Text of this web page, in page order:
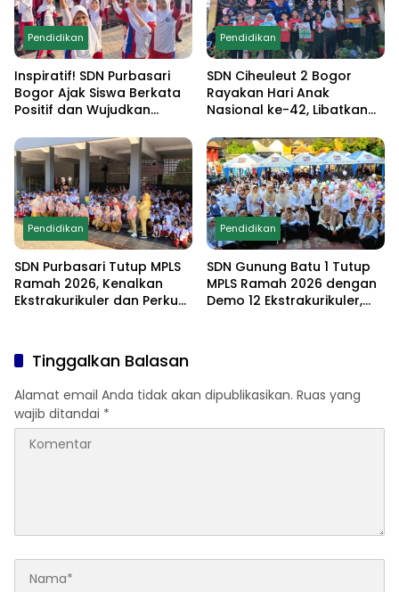
Pendidikan
Inspiratif! SDN Purbasari
Bogor Ajak Siswa Berkata
Positif dan Wujudkan
Pendidikan
SDN Ciheuleut 2 Bogor
Rayakan Hari Anak
Nasional ke-42, Libatkan
Lomba Edukatif untuk
Cetak Generasi
Berprestasi
Pendidikan
SDN Purbasari Tutup MPLS
Ramah 2026, Kenalkan
Ekstrakurikuler dan Perkuat
Pendidikan
SDN Gunung Batu 1 Tutup
MPLS Ramah 2026 dengan
Demo 12 Ekstrakurikuler,
Tinggalkan Balasan
Alamat email Anda tidak akan dipublikasikan. Ruas yang
wajib ditandai *